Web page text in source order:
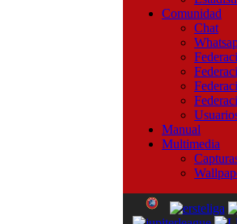
Comunidad
Chat
Manual
Multimedia